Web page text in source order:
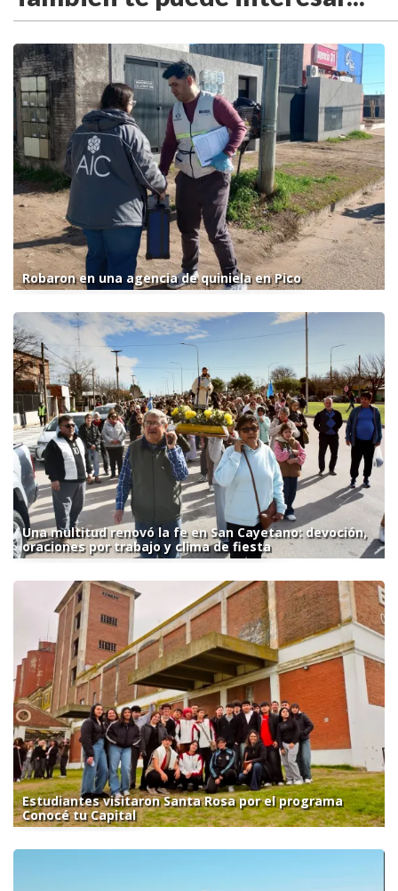
Robaron en una agencia de quiniela en Pico
Una multitud renovó la fe en San Cayetano: devoción,
oraciones por trabajo y clima de fiesta
Estudiantes visitaron Santa Rosa por el programa
Conocé tu Capital